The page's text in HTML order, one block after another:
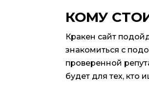
КОМУ
Кракен сайт
знакомиться с
проверенной
будет для тех, кто